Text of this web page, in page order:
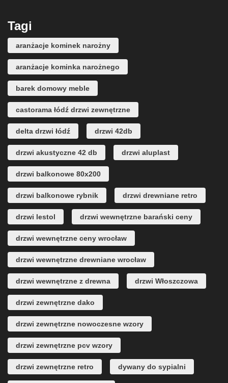
Tagi
aranżacje kominek narożny
aranżacje kominka narożnego
barek domowy meble
castorama łódź drzwi zewnętrzne
delta drzwi łódź drzwi 42db
drzwi akustyczne 42 db drzwi aluplast
drzwi balkonowe 80x200
drzwi balkonowe rybnik drzwi drewniane retro
drzwi lestol drzwi wewnętrzne barański ceny
drzwi wewnętrzne ceny wrocław
drzwi wewnętrzne drewniane wrocław
drzwi wewnętrzne z drewna drzwi Włoszczowa
drzwi zewnętrzne dako
drzwi zewnętrzne nowoczesne wzory
drzwi zewnętrzne pcv wzory
drzwi zewnętrzne retro dywany do sypialni